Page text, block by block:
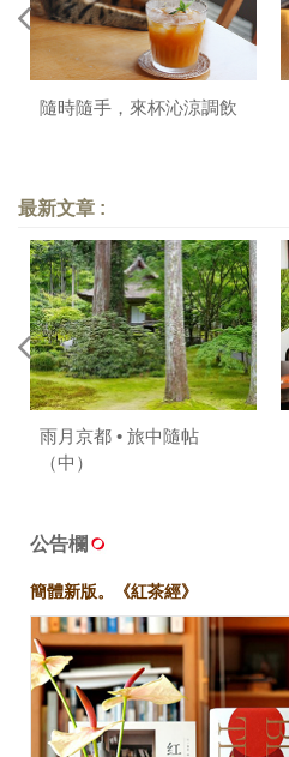
隨時隨手，來杯沁涼調飲
最新文章 :
雨月京都 • 旅中隨帖
（中）
公告欄
簡體新版。《紅茶經》